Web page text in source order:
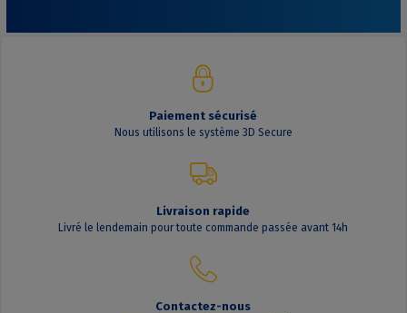
Paiement sécurisé
Nous utilisons le système 3D Secure
Livraison rapide
Livré le lendemain pour toute commande passée avant 14h
Contactez-nous